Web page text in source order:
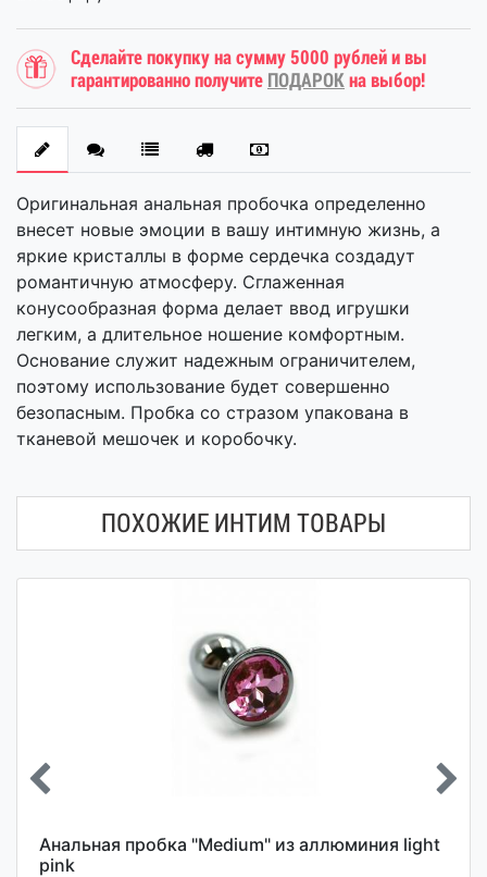
Сделайте покупку на сумму 5000 рублей и вы
гарантированно получите ПОДАРОК на выбор!
Оригинальная анальная пробочка определенно
внесет новые эмоции в вашу интимную жизнь, а
яркие кристаллы в форме сердечка создадут
романтичную атмосферу. Сглаженная
конусообразная форма делает ввод игрушки
легким, а длительное ношение комфортным.
Основание служит надежным ограничителем,
поэтому использование будет совершенно
безопасным. Пробка со стразом упакована в
тканевой мешочек и коробочку.
ПОХОЖИЕ ИНТИМ ТОВАРЫ
Анальная пробка "Medium" из аллюминия light
pink